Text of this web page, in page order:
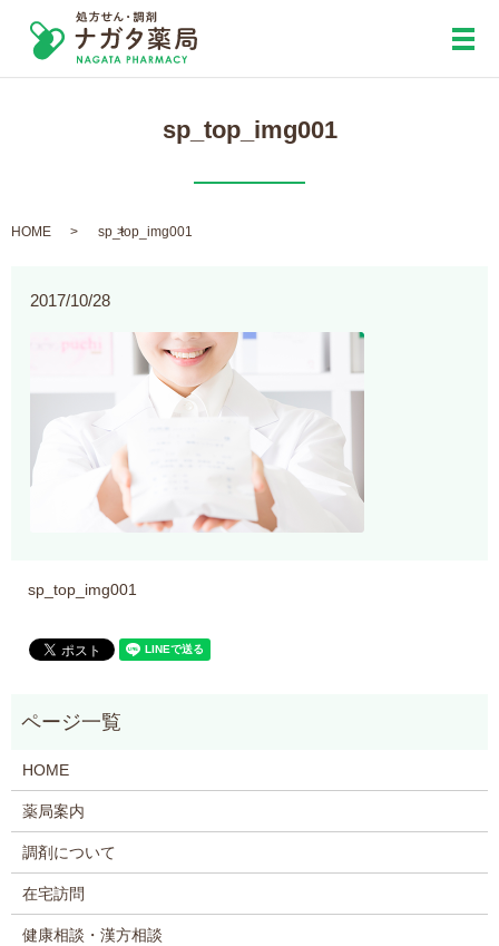
メ
sp_top_img001
HOME sp_top_img001
2017/10/28
sp_top_img001
HOME
薬局案内
調剤について
在宅訪問
健康相談・漢方相談